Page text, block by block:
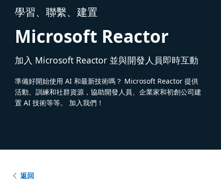
學習、聯繫、建置
Microsoft Reactor
加入 Microsoft Reactor 並與開發人員即時互動
準備好開始使用 AI 和最新技術嗎？ Microsoft Reactor 提供
活動、訓練和社群資源，協助開發人員、企業家和初創公司建
置 AI 技術等等。 加入我們！
返回